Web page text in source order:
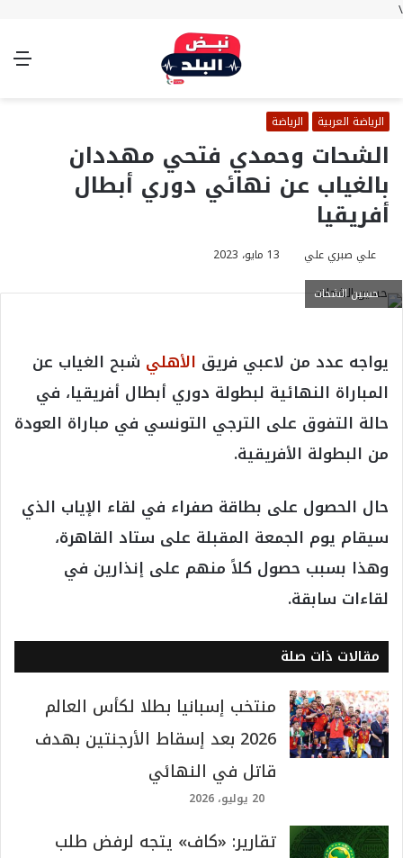
\
الوضع
الرياضة العربية الرياضة
الشحات وحمدي فتحي مهددان
بالغياب عن نهائي دوري أبطال
أفريقيا
علي صبري علي
13 مايو، 2023
حسين الشحات
يواجه عدد من لاعبي فريق الأهلي شبح الغياب عن
المباراة النهائية لبطولة دوري أبطال أفريقيا، في
حالة التفوق على الترجي التونسي في مباراة العودة
من البطولة الأفريقية.
حال الحصول على بطاقة صفراء في لقاء الإياب الذي
سيقام يوم الجمعة المقبلة على ستاد القاهرة،
وهذا بسبب حصول كلاً منهم على إنذارين في
لقاءات سابقة.
مقالات ذات صلة
منتخب إسبانيا بطلا لكأس العالم
2026 بعد إسقاط الأرجنتين بهدف
قاتل في النهائي
20 يوليو، 2026
تقارير: «كاف» يتجه لرفض طلب